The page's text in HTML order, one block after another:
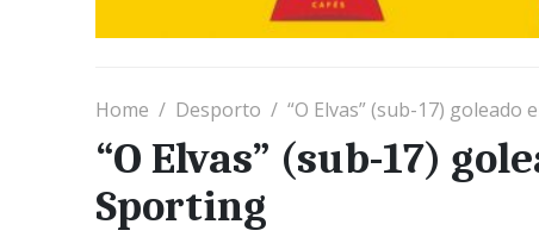
Home Desporto “O Elvas” (sub-17) goleado
“O Elvas” (sub-17)
Sporting